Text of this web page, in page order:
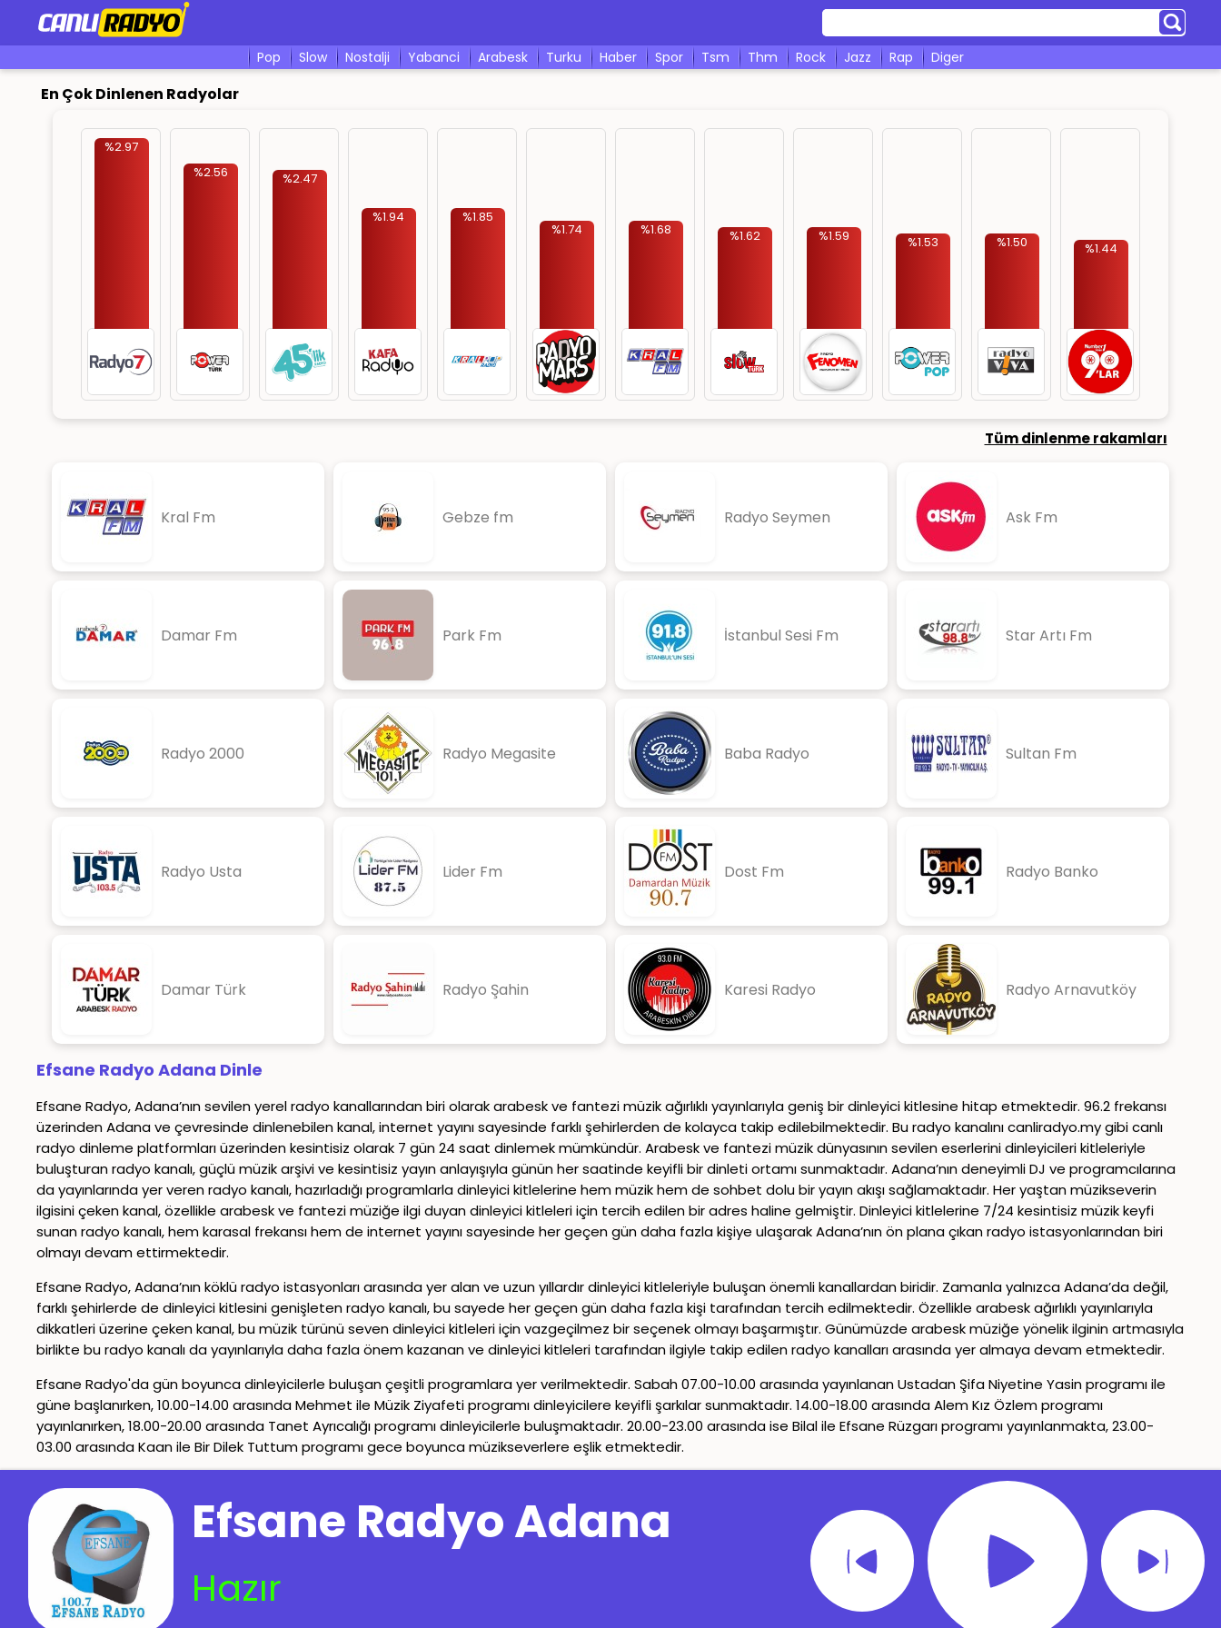
pop slow nostalji yabanci arabesk turku haber spor tsm thm rock jazz rap diger
En Çok Dinlenen Radyolar
%2.97
%2.56
%2.47
%1.94 %1.85
%1.74 %1.68 %1.62 %1.59 %1.53 %1.50 %1.44
Tüm dinlenme rakamları
Kral Fm Gebze fm Radyo Seymen Ask Fm
Damar Fm Park Fm İstanbul Sesi Fm Star Artı Fm
Radyo 2000 Radyo Megasite Baba Radyo Sultan Fm
Radyo Usta Lider Fm Dost Fm Radyo Banko
Damar Türk Radyo Şahin Karesi Radyo Radyo Arnavutköy
Efsane Radyo Adana Dinle
Efsane Radyo, Adana’nın sevilen yerel radyo kanallarından biri olarak arabesk ve fantezi müzik ağırlıklı yayınlarıyla geniş bir dinleyici kitlesine hitap etmektedir. 96.2 frekansı
üzerinden Adana ve çevresinde dinlenebilen kanal, internet yayını sayesinde farklı şehirlerden de kolayca takip edilebilmektedir. Bu radyo kanalını canliradyo.my gibi canlı
radyo dinleme platformları üzerinden kesintisiz olarak 7 gün 24 saat dinlemek mümkündür. Arabesk ve fantezi müzik dünyasının sevilen eserlerini dinleyicileri kitleleriyle
buluşturan radyo kanalı, güçlü müzik arşivi ve kesintisiz yayın anlayışıyla günün her saatinde keyifli bir dinleti ortamı sunmaktadır. Adana’nın deneyimli DJ ve programcılarına
da yayınlarında yer veren radyo kanalı, hazırladığı programlarla dinleyici kitlelerine hem müzik hem de sohbet dolu bir yayın akışı sağlamaktadır. Her yaştan müzikseverin
ilgisini çeken kanal, özellikle arabesk ve fantezi müziğe ilgi duyan dinleyici kitleleri için tercih edilen bir adres haline gelmiştir. Dinleyici kitlelerine 7/24 kesintisiz müzik keyfi
sunan radyo kanalı, hem karasal frekansı hem de internet yayını sayesinde her geçen gün daha fazla kişiye ulaşarak Adana’nın ön plana çıkan radyo istasyonlarından biri
olmayı devam ettirmektedir.
Efsane Radyo, Adana’nın köklü radyo istasyonları arasında yer alan ve uzun yıllardır dinleyici kitleleriyle buluşan önemli kanallardan biridir. Zamanla yalnızca Adana’da değil,
farklı şehirlerde de dinleyici kitlesini genişleten radyo kanalı, bu sayede her geçen gün daha fazla kişi tarafından tercih edilmektedir. Özellikle arabesk ağırlıklı yayınlarıyla
dikkatleri üzerine çeken kanal, bu müzik türünü seven dinleyici kitleleri için vazgeçilmez bir seçenek olmayı başarmıştır. Günümüzde arabesk müziğe yönelik ilginin artmasıyla
birlikte bu radyo kanalı da yayınlarıyla daha fazla önem kazanan ve dinleyici kitleleri tarafından ilgiyle takip edilen radyo kanalları arasında yer almaya devam etmektedir.
Efsane Radyo'da gün boyunca dinleyicilerle buluşan çeşitli programlara yer verilmektedir. Sabah 07.00-10.00 arasında yayınlanan Ustadan Şifa Niyetine Yasin programı ile
güne başlanırken, 10.00-14.00 arasında Mehmet ile Müzik Ziyafeti programı dinleyicilere keyifli şarkılar sunmaktadır. 14.00-18.00 arasında Alem Kız Özlem programı
yayınlanırken, 18.00-20.00 arasında Tanet Ayrıcalığı programı dinleyicilerle buluşmaktadır. 20.00-23.00 arasında ise Bilal ile Efsane Rüzgarı programı yayınlanmakta, 23.00-
03.00 arasında Kaan ile Bir Dilek Tuttum programı gece boyunca müzikseverlere eşlik etmektedir.
İletişim